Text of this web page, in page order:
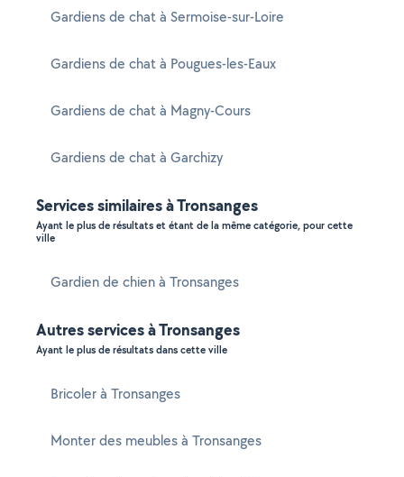
Gardiens de chat à Sermoise-sur-Loire
Gardiens de chat à Pougues-les-Eaux
Gardiens de chat à Magny-Cours
Gardiens de chat à Garchizy
Services similaires à Tronsanges
Ayant le plus de résultats et étant de la même catégorie, pour cette
ville
Gardien de chien à Tronsanges
Autres services à Tronsanges
Ayant le plus de résultats dans cette ville
Bricoler à Tronsanges
Monter des meubles à Tronsanges